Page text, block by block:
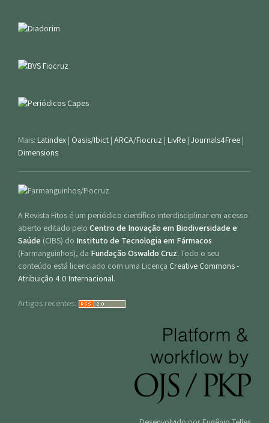
Mais: Latindex | Oasis/Ibict | ARCA/Fiocruz | LivRe | Journals4Free |
Dimensions
A Revista Fitos é um periódico científico interdisciplinar em acesso
aberto editado pelo Centro de Inovação em Biodiversidade e
Saúde (CIBS) do Instituto de Tecnologia em Fármacos
(Farmanguinhos), da Fundação Oswaldo Cruz. Todo o seu
conteúdo está licenciado com uma Licença Creative Commons -
Atribuição 4.0 Internacional.
Artigos recentes: